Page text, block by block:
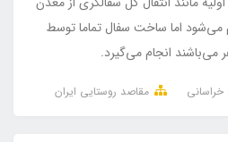
می‌شود اما ساخت سفال تماما توسط
می‌باشند انجام می‌گیرد.
خراسانی مقاصد روستایی ایران